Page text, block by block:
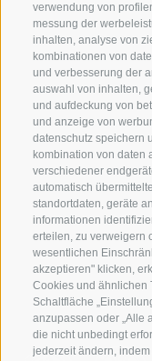
verwendung von
messung der
inhalten, analyse von
kombinationen von
und verbesserung der
auswahl von inhalten,
und aufdeckung von
und anzeige von
datenschutz speichern
kombination von daten
verschiedener
automatisch
standortdaten, geräte
informationen
erteilen, zu verweigern
wesentlichen
akzeptieren" klicken,
Cookies und ähnlichen
Schaltfläche
anzupassen oder „Alle
die nicht unbedingt
jederzeit ändern,
Wetter & Lawinen
FAQ & AGB
Reisetaschen &
Newsletter
Leihausrüstung
Login
Bezahlung
Partner